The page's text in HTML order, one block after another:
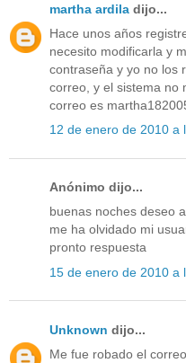
martha ardila dijo...
Hace unos años
necesito modificarla y
contraseña y yo no los
correo, y el sistema no
correo es
12 de enero de 2010 a
Anónimo dijo...
buenas noches deseo
me ha olvidado mi
pronto respuesta
15 de enero de 2010 a
Unknown dijo...
Me fue robado el